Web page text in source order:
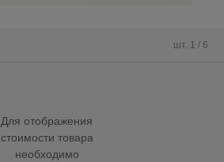
шт. 1 / 6
Для отображения
стоимости товара
необходимо